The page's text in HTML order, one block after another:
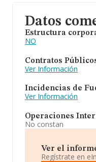
Datos
Estructura
NO
Contratos
Ver Información
Incidencias de
Ver Información
Operaciones
No constan
Ver el
Regístrate en